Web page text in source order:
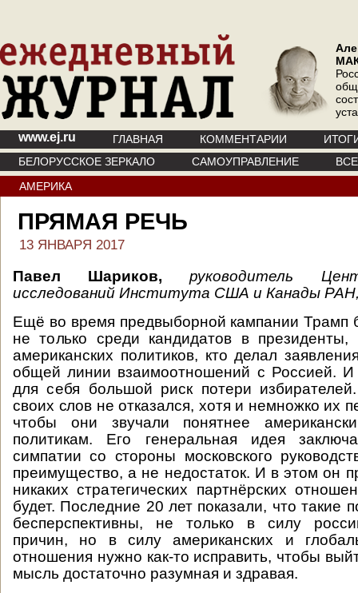
www.ej.ru ГЛАВНАЯ КОММЕНТАРИИ
БЕЛОРУССКОЕ ЗЕРКАЛО
САМОУПРАВЛЕНИЕ
АМЕРИКА
ПРЯМАЯ РЕЧЬ
13 ЯНВАРЯ 2017
Павел Шариков,
руководитель
исследований Института США и Канады
Ещё во время предвыборной кампании Трамп
не только среди кандидатов в
американских политиков, кто делал
общей линии взаимоотношений с Россией. И
для себя большой риск потери
своих слов не отказался, хотя и немножко их
чтобы они звучали понятнее
политикам. Его генеральная идея
симпатии со стороны московского
преимущество, а не недостаток. И в этом он
никаких стратегических партнёрских
будет. Последние 20 лет показали, что такие
бесперспективны, не только в силу
причин, но в силу американских и
отношения нужно как-то исправить, чтобы
мысль достаточно разумная и здравая.